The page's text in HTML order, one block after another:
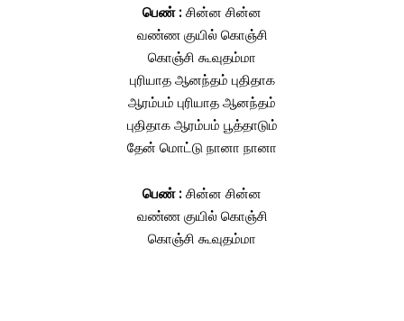
பெண் : சின்ன சின்ன
வண்ண குயில் கொஞ்சி
கொஞ்சி கூவுதம்மா
புரியாத ஆனந்தம் புதிதாக
ஆரம்பம் புரியாத ஆனந்தம்
புதிதாக ஆரம்பம் பூத்தாடும்
தேன் மொட்டு நானா நானா
பெண் : சின்ன சின்ன
வண்ண குயில் கொஞ்சி
கொஞ்சி கூவுதம்மா